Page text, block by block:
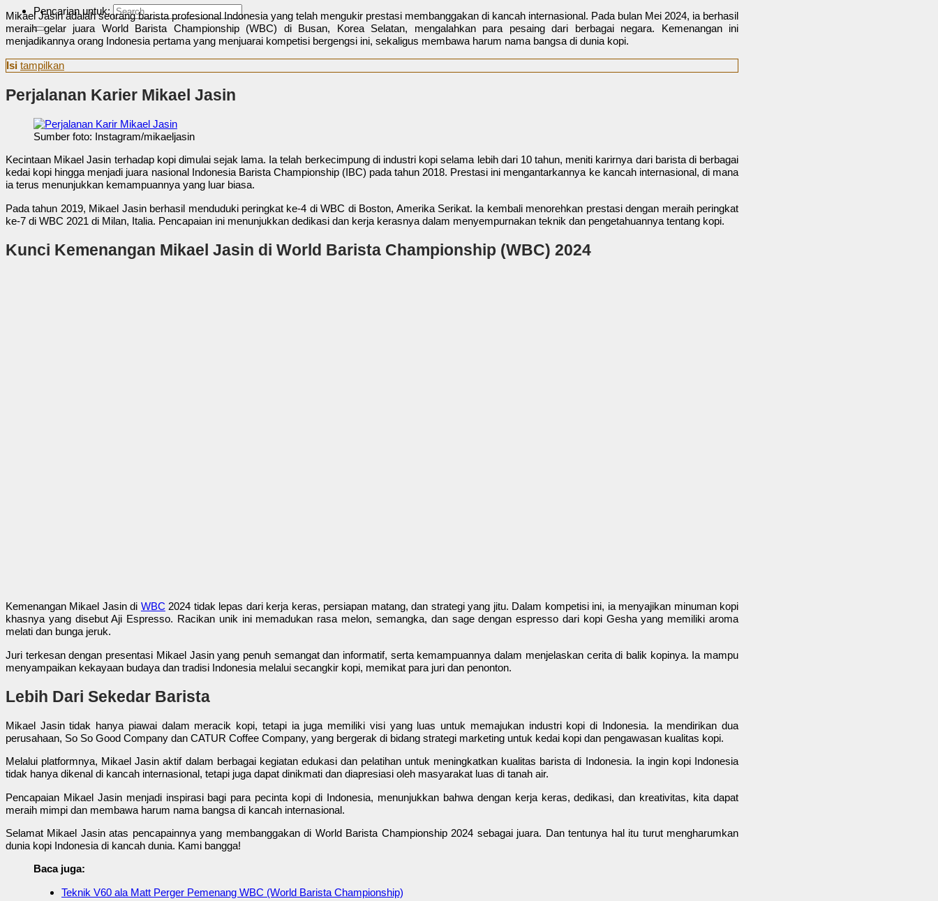
Pencarian untuk:
Mikael Jasin adalah seorang barista profesional Indonesia yang telah mengukir prestasi membanggakan di kancah internasional. Pada bulan Mei 2024, ia berhasil
meraih gelar juara World Barista Championship (WBC) di Busan, Korea Selatan, mengalahkan para pesaing dari berbagai negara. Kemenangan ini
menjadikannya orang Indonesia pertama yang menjuarai kompetisi bergengsi ini, sekaligus membawa harum nama bangsa di dunia kopi.
Isi tampilkan
Perjalanan Karier Mikael Jasin
Sumber foto: Instagram/mikaeljasin
Kecintaan Mikael Jasin terhadap kopi dimulai sejak lama. Ia telah berkecimpung di industri kopi selama lebih dari 10 tahun, meniti karirnya dari barista di berbagai
kedai kopi hingga menjadi juara nasional Indonesia Barista Championship (IBC) pada tahun 2018. Prestasi ini mengantarkannya ke kancah internasional, di mana
ia terus menunjukkan kemampuannya yang luar biasa.
Pada tahun 2019, Mikael Jasin berhasil menduduki peringkat ke-4 di WBC di Boston, Amerika Serikat. Ia kembali menorehkan prestasi dengan meraih peringkat
ke-7 di WBC 2021 di Milan, Italia. Pencapaian ini menunjukkan dedikasi dan kerja kerasnya dalam menyempurnakan teknik dan pengetahuannya tentang kopi.
Kunci Kemenangan Mikael Jasin di World Barista Championship (WBC) 2024
Kemenangan Mikael Jasin di WBC 2024 tidak lepas dari kerja keras, persiapan matang, dan strategi yang jitu. Dalam kompetisi ini, ia menyajikan minuman kopi
khasnya yang disebut Aji Espresso. Racikan unik ini memadukan rasa melon, semangka, dan sage dengan espresso dari kopi Gesha yang memiliki aroma
melati dan bunga jeruk.
Juri terkesan dengan presentasi Mikael Jasin yang penuh semangat dan informatif, serta kemampuannya dalam menjelaskan cerita di balik kopinya. Ia mampu
menyampaikan kekayaan budaya dan tradisi Indonesia melalui secangkir kopi, memikat para juri dan penonton.
Lebih Dari Sekedar Barista
Mikael Jasin tidak hanya piawai dalam meracik kopi, tetapi ia juga memiliki visi yang luas untuk memajukan industri kopi di Indonesia. Ia mendirikan dua
perusahaan, So So Good Company dan CATUR Coffee Company, yang bergerak di bidang strategi marketing untuk kedai kopi dan pengawasan kualitas kopi.
Melalui platformnya, Mikael Jasin aktif dalam berbagai kegiatan edukasi dan pelatihan untuk meningkatkan kualitas barista di Indonesia. Ia ingin kopi Indonesia
tidak hanya dikenal di kancah internasional, tetapi juga dapat dinikmati dan diapresiasi oleh masyarakat luas di tanah air.
Pencapaian Mikael Jasin menjadi inspirasi bagi para pecinta kopi di Indonesia, menunjukkan bahwa dengan kerja keras, dedikasi, dan kreativitas, kita dapat
meraih mimpi dan membawa harum nama bangsa di kancah internasional.
Selamat Mikael Jasin atas pencapainnya yang membanggakan di World Barista Championship 2024 sebagai juara. Dan tentunya hal itu turut mengharumkan
dunia kopi Indonesia di kancah dunia. Kami bangga!
Baca juga:
Teknik V60 ala Matt Perger Pemenang WBC (World Barista Championship)